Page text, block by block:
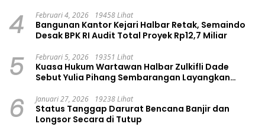
4 Februari 4, 2026 19458 Lihat
Bangunan Kantor Kejari Halbar Retak, Semaindo
Desak BPK RI Audit Total Proyek Rp12,7 Miliar
5 Februari 5, 2026 19351 Lihat
Kuasa Hukum Wartawan Halbar Zulkifli Dade
Sebut Yulia Pihang Sembarangan Layangkan
6 Januari 27, 2026 19238 Lihat
Status Tanggap Darurat Bencana Banjir dan
Longsor Secara di Tutup